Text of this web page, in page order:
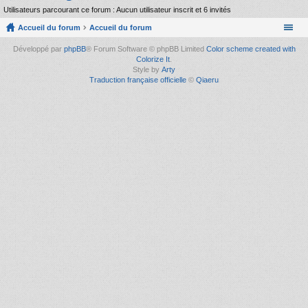
Utilisateurs parcourant ce forum : Aucun utilisateur inscrit et 6 invités
Accueil du forum Accueil du forum
Développé par phpBB® Forum Software © phpBB Limited Color scheme created with
Colorize It.
Style by Arty
Traduction française officielle © Qiaeru